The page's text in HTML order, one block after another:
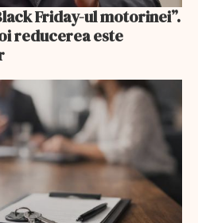
Friday-ul motorinei”.
reducerea este